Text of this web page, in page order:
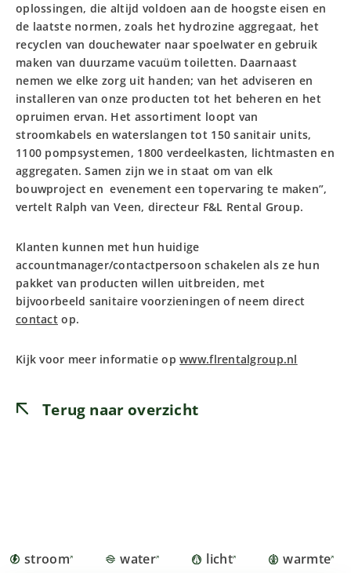
oplossingen, die altijd voldoen aan de hoogste eisen en
de laatste normen, zoals het hydrozine aggregaat, het
recyclen van douchewater naar spoelwater en gebruik
maken van duurzame vacuüm toiletten. Daarnaast
nemen we elke zorg uit handen; van het adviseren en
installeren van onze producten tot het beheren en het
opruimen ervan. Het assortiment loopt van
stroomkabels en waterslangen tot 150 sanitair units,
1100 pompsystemen, 1800 verdeelkasten, lichtmasten en
aggregaten. Samen zijn we in staat om van elk
bouwproject en evenement een topervaring te maken”,
vertelt Ralph van Veen, directeur F&L Rental Group.
Klanten kunnen met hun huidige
accountmanager/contactpersoon schakelen als ze hun
pakket van producten willen uitbreiden, met
bijvoorbeeld sanitaire voorzieningen of neem direct
contact op.
Kijk voor meer informatie opwww.flrentalgroup.nl
Terug naar overzicht
stroom water licht warmte